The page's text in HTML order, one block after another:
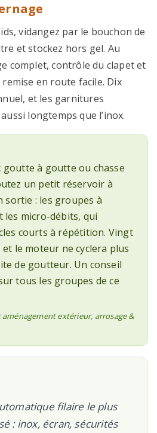
vidangez par le bouchon de
et stockez hors gel. Au
complet, contrôle du clapet et
en route facile. Dix
et les garnitures
longtemps que l’inox.
goutte à goutte ou chasse
un petit réservoir à
sortie : les groupes à
micro-débits, qui
courts à répétition. Vingt
et le moteur ne cyclera plus
de goutteur. Un conseil
tous les groupes de ce
extérieur, arrosage &
filaire le plus
: inox, écran, sécurités